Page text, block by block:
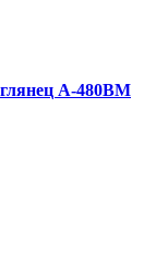
A-480BM